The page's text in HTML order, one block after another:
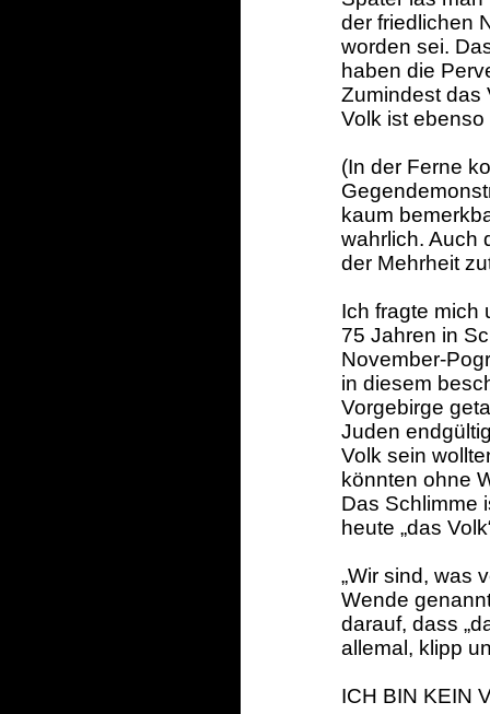
der friedlichen
worden sei.
haben die
Zumindest das
Volk ist
(In der Ferne
kaum
wahrlich. Auch
der Mehrheit
Ich fragte mich
75 Jahren in
November-
in diesem
Vorgebirge
Juden
Volk sein
könnten ohne
Das Schlimme
heute „das
„Wir sind, was
Wende
darauf, dass
allemal, klipp
ICH BIN KEIN